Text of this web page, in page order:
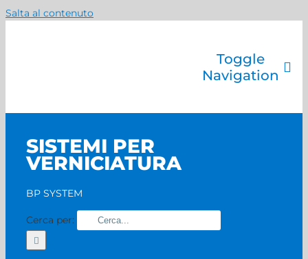
Salta al contenuto
Toggle
Navigation
SISTEMI PER
VERNICIATURA
BP SYSTEM
Cerca per: